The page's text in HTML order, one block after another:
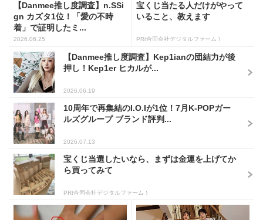
【Danmee推し度調査】n.SSi
gn カズタ1位！「愛の不時
着」で証明したミ...
2026.06.25
宝くじ当たる人だけがやって
いること、教えます
PR(合同会社デジタルファーム )
【Danmee推し度調査】Kep1ianの団結力が後
押し！Kep1er ヒカルが...
2026.06.19
10周年で再集結のI.O.Iが1位！7月K-POPガー
ルズグループ ブランド評判...
2026.07.13
宝くじ当選したいなら、まずは金運を上げてか
ら買ってみて
PR(合同会社デジタルファーム )